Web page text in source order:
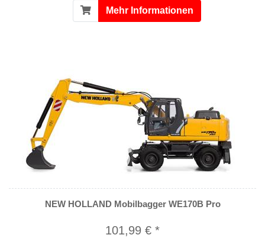
Mehr Informationen
NEW HOLLAND Mobilbagger WE170B Pro
101,99 € *